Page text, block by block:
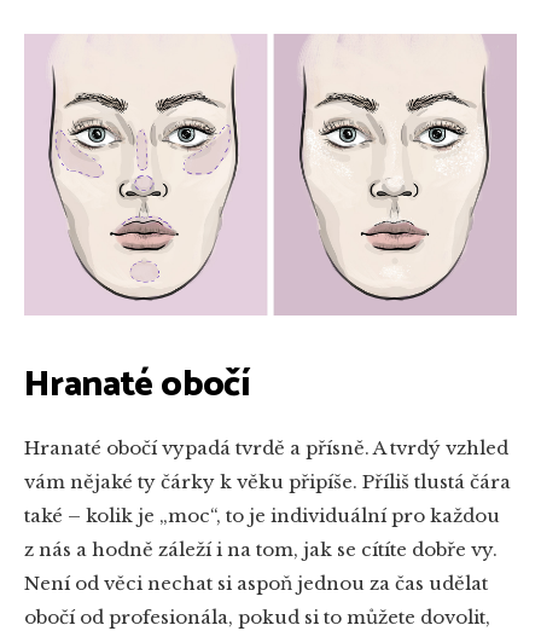
Hranaté obočí
Hranaté obočí vypadá tvrdě a přísně. A tvrdý vzhled
vám nějaké ty čárky k věku připíše. Příliš tlustá čára
také – kolik je „moc“, to je individuální pro každou
z nás a hodně záleží i na tom, jak se cítíte dobře vy.
Není od věci nechat si aspoň jednou za čas udělat
obočí od profesionála, pokud si to můžete dovolit,